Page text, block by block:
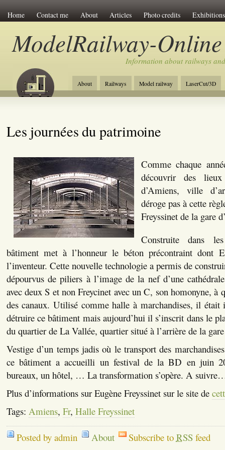
Home Contact me About Articles Photo credits Exhibitions
ModelRailway-Online
Information about railways
About Railways Model railway LaserCut/3D
Les journées du patrimoine
Comme chaque
découvrir des
d’Amiens, ville
déroge pas à cette
Freyssinet de la gare
Construite dans
bâtiment met à l’honneur le béton précontraint dont
l’inventeur. Cette nouvelle technologie a permis de
dépourvus de piliers à l’image de la nef d’une
avec deux S et non Freycinet avec un C, son homonyne, à
des canaux. Utilisé comme halle à marchandises, il était
détruire ce bâtiment mais aujourd’hui il s’inscrit dans le
du quartier de La Vallée, quartier situé à l’arrière de la
Vestige d’un temps jadis où le transport des
ce bâtiment a accueilli un festival de la BD en juin
bureaux, un hôtel, … La transformation s’opère. A
Plus d’informations sur Eugène Freyssinet sur le site de
Tags: Amiens, Fr, Halle Freyssinet
Posted by admin About Subscribe to RSSfeed